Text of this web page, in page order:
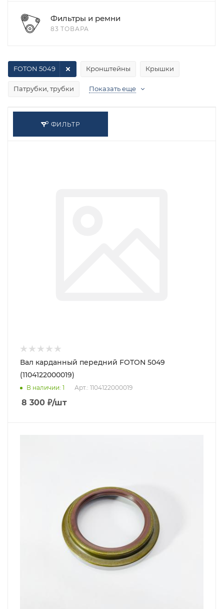
Фильтры и ремни
83 ТОВАРА
Кронштейны Крышки
Патрубки, трубки
FOTON 5049
Показать еще
ФИЛЬТР
Вал карданный передний FOTON 5049
(1104122000019)
В наличии: 1 Арт.: 1104122000019
8 300 ₽/шт